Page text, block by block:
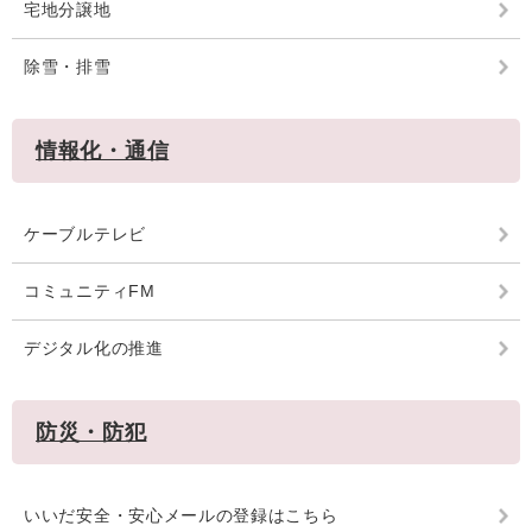
宅地分譲地
除雪・排雪
情報化・通信
ケーブルテレビ
コミュニティFM
デジタル化の推進
防災・防犯
いいだ安全・安心メールの登録はこちら